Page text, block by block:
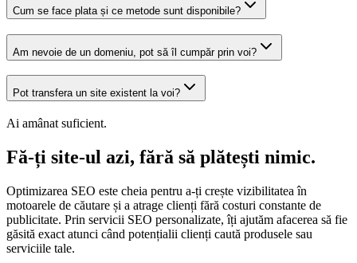
Cum se face plata și ce metode sunt disponibile?
Am nevoie de un domeniu, pot să îl cumpăr prin voi?
Pot transfera un site existent la voi?
Ai amânat suficient.
Fă-ți site-ul azi, fără să plătești nimic.
Optimizarea SEO este cheia pentru a-ți crește vizibilitatea în
motoarele de căutare și a atrage clienți fără costuri constante de
publicitate. Prin servicii SEO personalizate, îți ajutăm afacerea să fie
găsită exact atunci când potențialii clienți caută produsele sau
serviciile tale.